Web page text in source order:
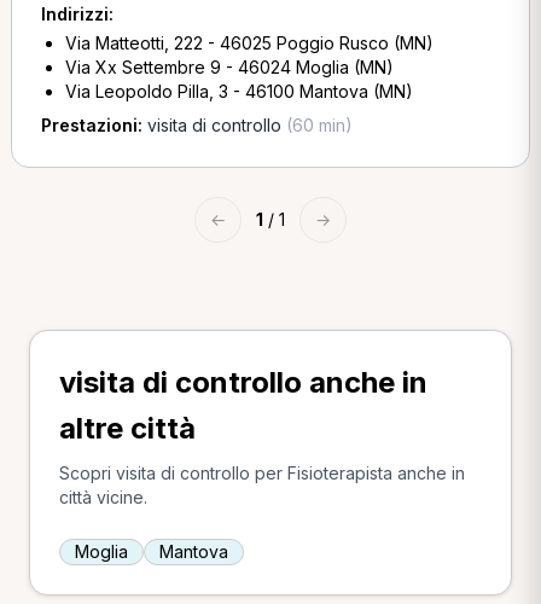
Indirizzi:
Via Matteotti, 222 - 46025 Poggio Rusco (MN)
Via Xx Settembre 9 - 46024 Moglia (MN)
Via Leopoldo Pilla, 3 - 46100 Mantova (MN)
Prestazioni: visita di controllo (60 min)
← 1 / 1 →
visita di controllo anche in
altre città
Scopri visita di controllo per Fisioterapista anche in
città vicine.
Moglia Mantova